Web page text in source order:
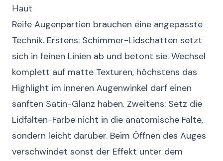
Haut
Reife Augenpartien brauchen eine angepasste
Technik. Erstens: Schimmer-Lidschatten setzt
sich in feinen Linien ab und betont sie. Wechsel
komplett auf matte Texturen, höchstens das
Highlight im inneren Augenwinkel darf einen
sanften Satin-Glanz haben. Zweitens: Setz die
Lidfalten-Farbe nicht in die anatomische Falte,
sondern leicht darüber. Beim Öffnen des Auges
verschwindet sonst der Effekt unter dem